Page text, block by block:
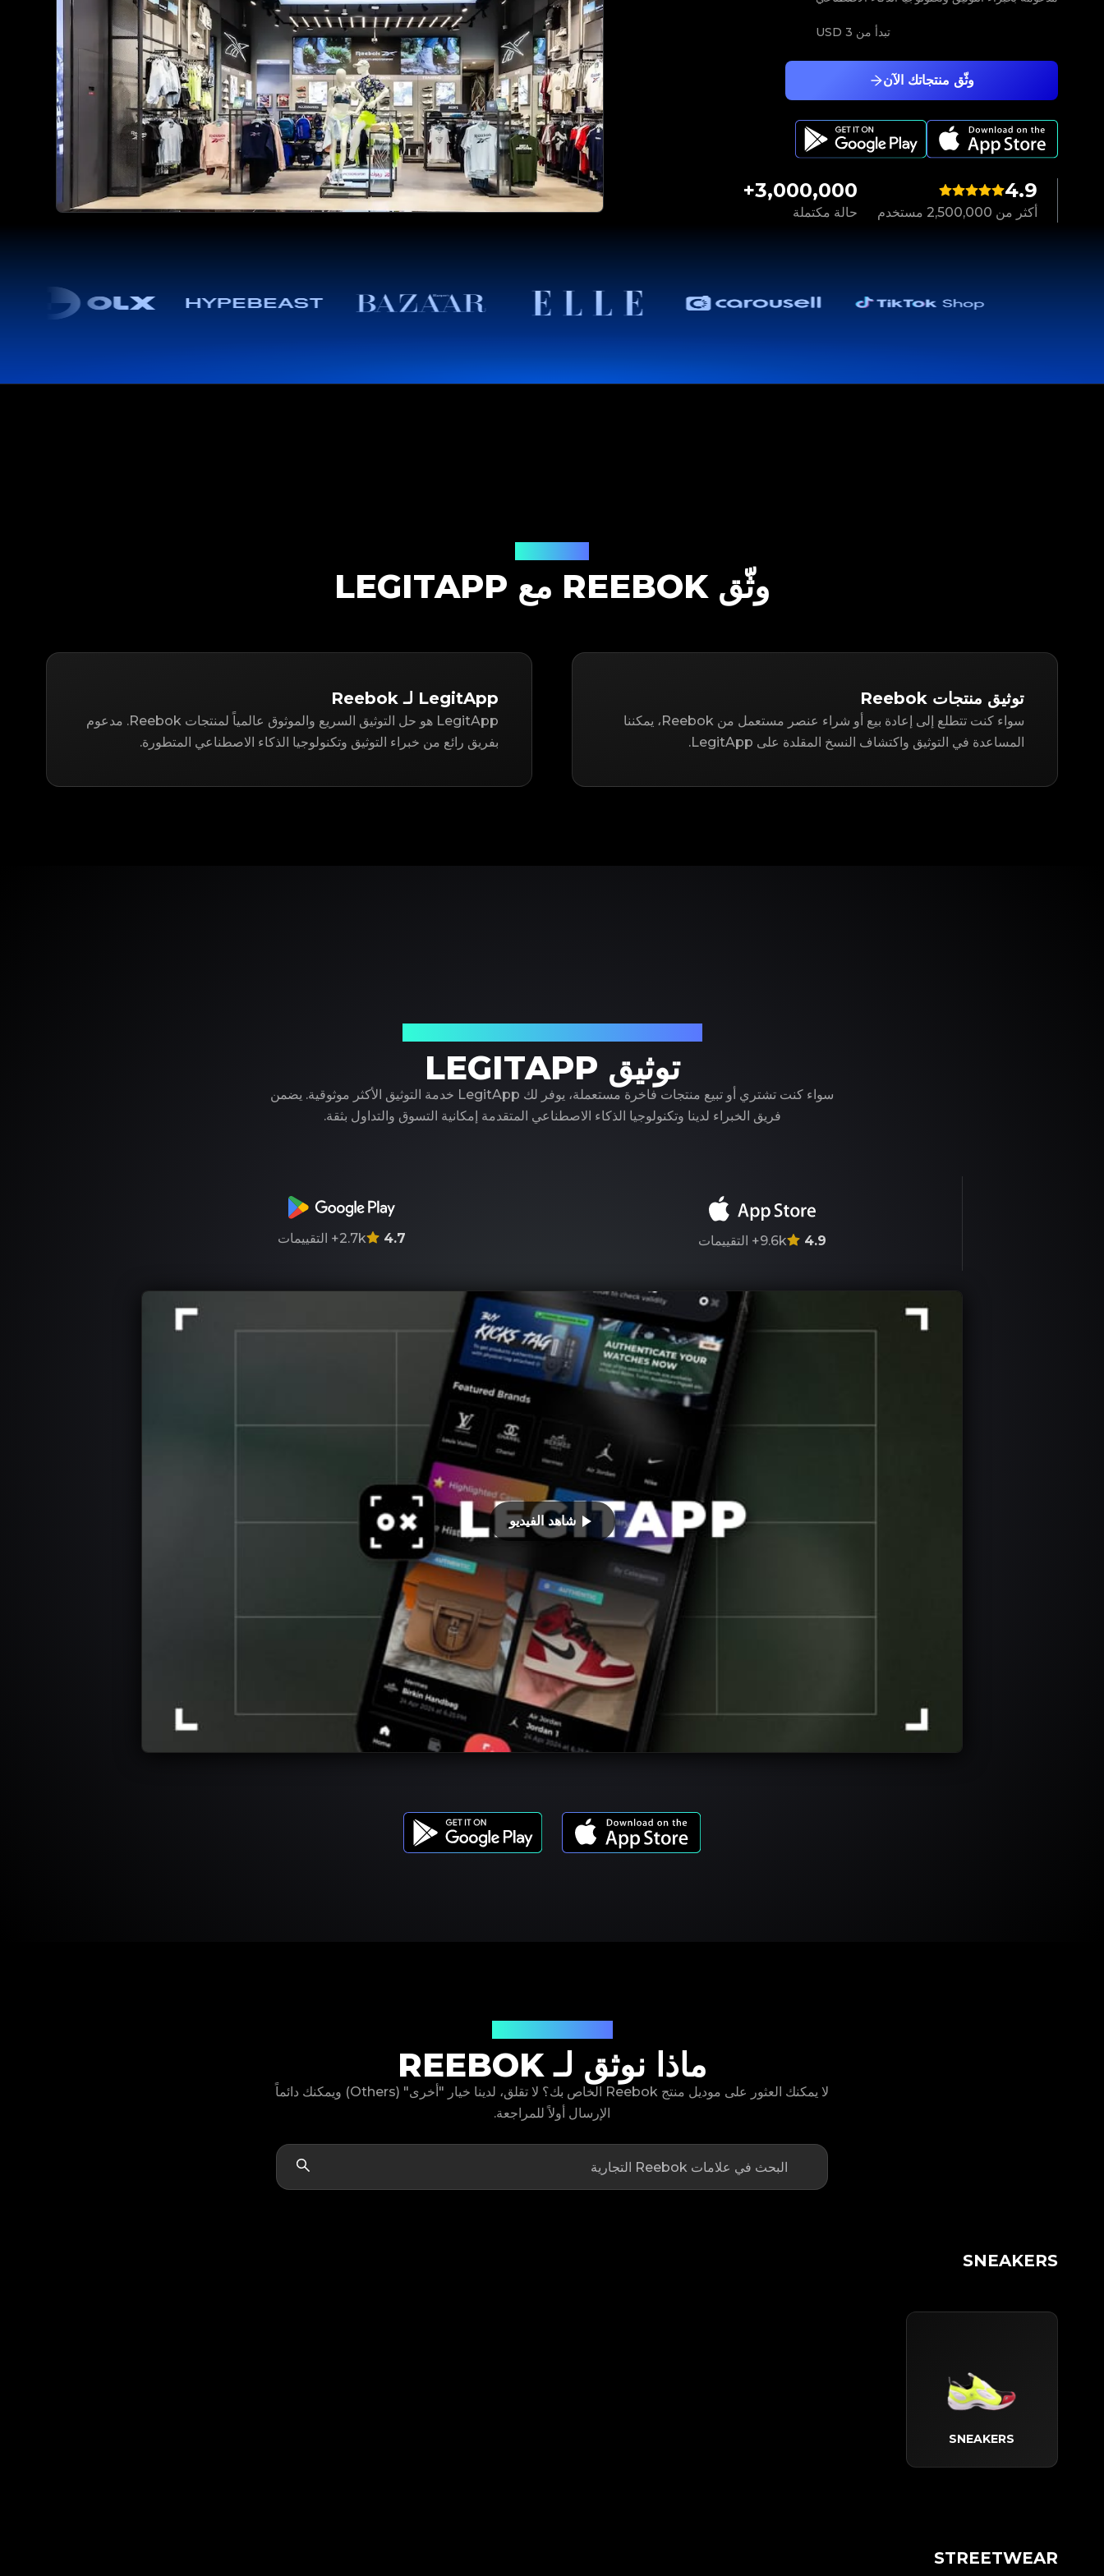
4.9
أكثر من 2,500,000 مستخدم
3,000,000+
حالة مكتملة
وثّق منتجاتك الآن
تبدأ من 3 USD
وثّق REEBOK مع LEGITAPP
توثيق منتجات Reebok
سواء كنت تتطلع إلى إعادة بيع أو شراء عنصر مستعمل من Reebok، يمكننا
المساعدة في التوثيق واكتشاف النسخ المقلدة على LegitApp.
LegitApp لـ Reebok
LegitApp هو حل التوثيق السريع والموثوق عالمياً لمنتجات Reebok. مدعوم
بفريق رائع من خبراء التوثيق وتكنولوجيا الذكاء الاصطناعي المتطورة.
توثيق LEGITAPP
سواء كنت تشتري أو تبيع منتجات فاخرة مستعملة، يوفر لك LegitApp خدمة التوثيق الأكثر موثوقية. يضمن
فريق الخبراء لدينا وتكنولوجيا الذكاء الاصطناعي المتقدمة إمكانية التسوق والتداول بثقة.
4.9
9.6k+ التقييمات 4.7
2.7k+ التقييمات
شاهد الفيديو
ماذا نوثق لـ REEBOK
لا يمكنك العثور على موديل منتج Reebok الخاص بك؟ لا تقلق، لدينا خيار "أخرى" (Others) ويمكنك دائماً
الإرسال أولاً للمراجعة.
SNEAKERS
SNEAKERS
STREETWEAR